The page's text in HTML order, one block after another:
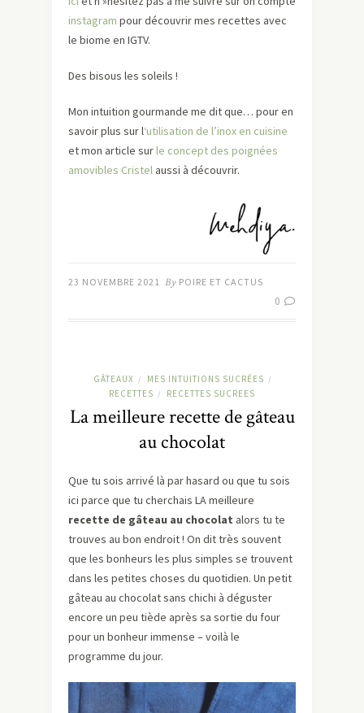
instagram pour découvrir mes recettes avec
le biome en IGTV.
Des bisous les soleils !
Mon intuition gourmande me dit que… pour en
savoir plus sur l‘utilisation de l’inox en cuisine
et mon article surle concept des poignées
amovibles Cristel aussi à découvrir.
23 NOVEMBRE 2021 By POIRE ET CACTUS
0
GÂTEAUX / MES INTUITIONS SUCRÉES /
RECETTES / RECETTES SUCREES
La meilleure recette de gâteau
au chocolat
Que tu sois arrivé là par hasard ou que tu sois
ici parce que tu cherchais LA meilleure
recette de gâteau au chocolat alors tu te
trouves au bon endroit ! On dit très souvent
que les bonheurs les plus simples se trouvent
dans les petites choses du quotidien. Un petit
gâteau au chocolat sans chichi à déguster
encore un peu tiède après sa sortie du four
pour un bonheur immense – voilà le
programme du jour.